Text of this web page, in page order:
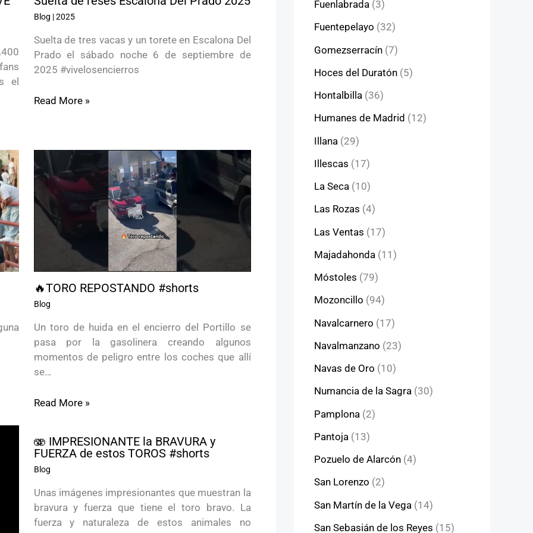
el
Blog |2025
Suelta de tres vacas y un torete en Escalona Del
Prado el sábado noche 6 de septiembre de
2025 #vivelosencierros
Read More »
🔥TORO REPOSTANDO #shorts
Blog
Un toro de huida en el encierro del Portillo se
pasa por la gasolinera creando algunos
momentos de peligro entre los coches que allí
se…
Read More »
🫨 IMPRESIONANTE la BRAVURA y
FUERZA de estos TOROS #shorts
Blog
Unas imágenes impresionantes que muestran la
bravura y fuerza que tiene el toro bravo. La
fuerza y naturaleza de estos animales no
Fuenlabrada (3)
Fuentepelayo (32)
Gomezserracín (7)
Hoces del Duratón (5)
Hontalbilla (36)
Humanes de Madrid (12)
Illana (29)
Illescas (17)
La Seca (10)
Las Rozas (4)
Las Ventas (17)
Majadahonda (11)
Móstoles (79)
Mozoncillo (94)
Navalcarnero (17)
Navalmanzano (23)
Navas de Oro (10)
Numancia de la Sagra (30)
Pamplona (2)
Pantoja (13)
Pozuelo de Alarcón (4)
San Lorenzo (2)
San Martín de la Vega (14)
San Sebasián de los Reyes (15)